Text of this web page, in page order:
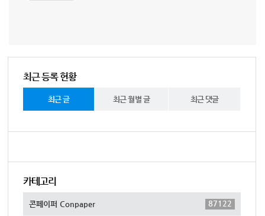
최근 등록 현황
최근 글 최근 월별 글 최근 댓글
카테고리
콘페이퍼 Conpaper 87122